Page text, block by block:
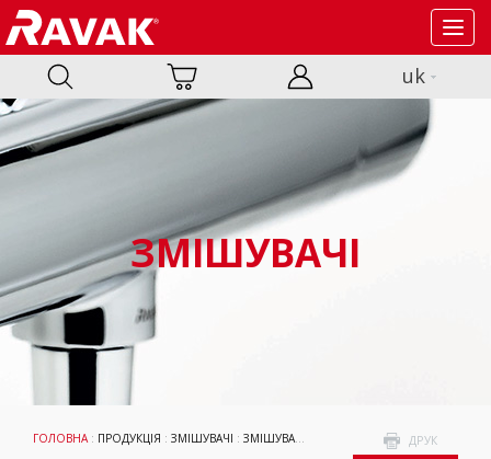
uk
ЗМІШУВАЧІ
ДРУК
ГОЛОВНА: ПРОДУКЦІЯ : ЗМІШУВАЧІ : ЗМІШУВАЧІ ДЛЯ ПРИХОВАНОГО